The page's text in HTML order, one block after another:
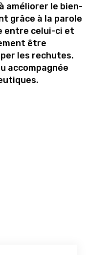
améliorer le bien-
grâce à la parole
entre celui-ci et
être
les rechutes.
accompagnée